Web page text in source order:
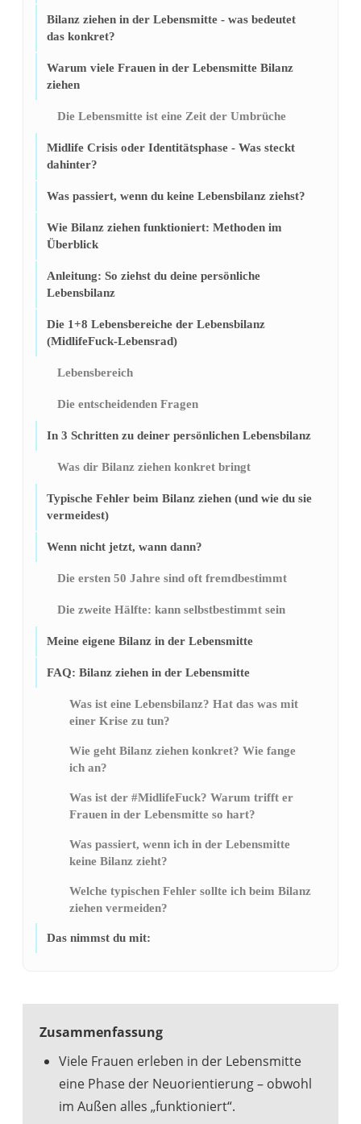
Bilanz ziehen in der Lebensmitte - was bedeutet
das konkret?
Warum viele Frauen in der Lebensmitte Bilanz
ziehen
Die Lebensmitte ist eine Zeit der Umbrüche
Midlife Crisis oder Identitätsphase - Was steckt
dahinter?
Was passiert, wenn du keine Lebensbilanz ziehst?
Wie Bilanz ziehen funktioniert: Methoden im
Überblick
Anleitung: So ziehst du deine persönliche
Lebensbilanz
Die 1+8 Lebensbereiche der Lebensbilanz
(MidlifeFuck-Lebensrad)
Lebensbereich
Die entscheidenden Fragen
In 3 Schritten zu deiner persönlichen Lebensbilanz
Was dir Bilanz ziehen konkret bringt
Typische Fehler beim Bilanz ziehen (und wie du sie
vermeidest)
Wenn nicht jetzt, wann dann?
Die ersten 50 Jahre sind oft fremdbestimmt
Die zweite Hälfte: kann selbstbestimmt sein
Meine eigene Bilanz in der Lebensmitte
FAQ: Bilanz ziehen in der Lebensmitte
Was ist eine Lebensbilanz? Hat das was mit
einer Krise zu tun?
Wie geht Bilanz ziehen konkret? Wie fange
ich an?
Was ist der #MidlifeFuck? Warum trifft er
Frauen in der Lebensmitte so hart?
Was passiert, wenn ich in der Lebensmitte
keine Bilanz zieht?
Welche typischen Fehler sollte ich beim Bilanz
ziehen vermeiden?
Das nimmst du mit:
Zusammenfassung
Viele Frauen erleben in der Lebensmitte
eine Phase der Neuorientierung – obwohl
im Außen alles „funktioniert“.